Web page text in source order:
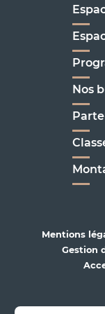
Nos
Mentions
Gestion